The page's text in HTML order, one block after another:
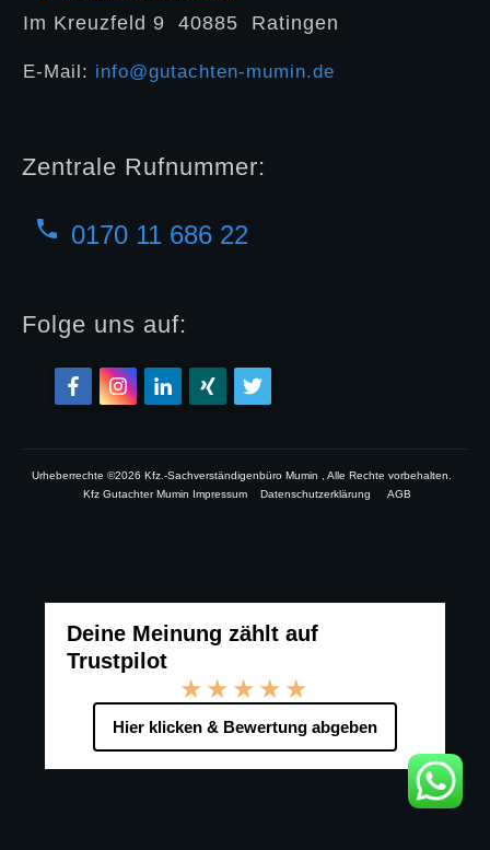
Im Kreuzfeld 9 40885 Ratingen
E-Mail: info@gutachten-mumin.de
Zentrale Rufnummer:
0170 11 686 22
Folge uns auf:
Urheberrechte ©2026 Kfz.-Sachverständigenbüro Mumin , Alle Rechte vorbehalten.
Kfz Gutachter Mumin Impressum
Datenschutzerklärung AGB
Deine Meinung zählt auf
Trustpilot
★★★★★
Hier klicken & Bewertung abgeben